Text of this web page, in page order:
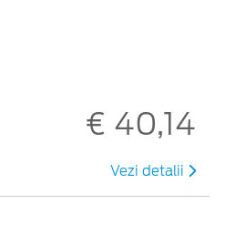
€ 40,14
Vezi detalii